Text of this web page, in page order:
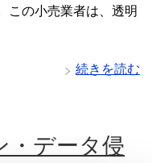
この小売業者は、透明
続きを読む
・データ侵